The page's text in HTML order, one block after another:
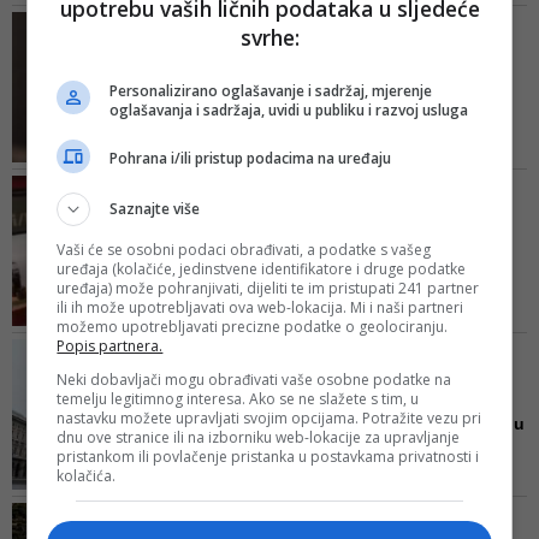
osobom iz drugog domaćinstva,
GLAVNI ŠVEDSKI
I Švedska razmišlja o
karantinu, ali to bi tamo
epidemiolog
Uredba koju je izdao italijanski
premijer Giuseppe Conte malo
poslije ponoći pogađa oko 16
miliona ljudi, uključujući region
susjednih provincija
KONFUZIJE PREMIJER
OBJASNIO DETALJE
Sjever Italije probudio se u
karanteni, 'zarobljen...
nekoliko sati nakon što su
dužnosnici najavili da je broj
upotrebu vaših ličnih podataka u sljedeće
svrhe:
Personalizirano oglašavanje i sadržaj, mjerenje
oglašavanja i sadržaja, uvidi u publiku i razvoj usluga
Pohrana i/ili pristup podacima na uređaju
Saznajte više
Vaši će se osobni podaci obrađivati, a podatke s vašeg
uređaja (kolačiće, jedinstvene identifikatore i druge podatke
uređaja) može pohranjivati, dijeliti te im pristupati 241 partner
ili ih može upotrebljavati ova web-lokacija. Mi i naši partneri
možemo upotrebljavati precizne podatke o geolociranju.
Popis partnera.
Neki dobavljači mogu obrađivati vaše osobne podatke na
temelju legitimnog interesa. Ako se ne slažete s tim, u
nastavku možete upravljati svojim opcijama. Potražite vezu pri
dnu ove stranice ili na izborniku web-lokacije za upravljanje
pristankom ili povlačenje pristanka u postavkama privatnosti i
kolačića.